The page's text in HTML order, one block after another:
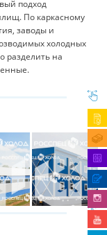
подход
По каркасному
заводы и
холодных
разделить на